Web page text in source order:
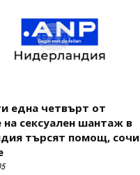
една четвърт от
сексуален шантаж в
търсят помощ, сочи